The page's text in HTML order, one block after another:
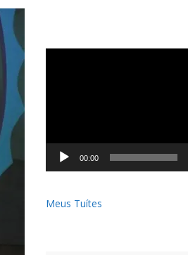
00:00
Meus Tuítes